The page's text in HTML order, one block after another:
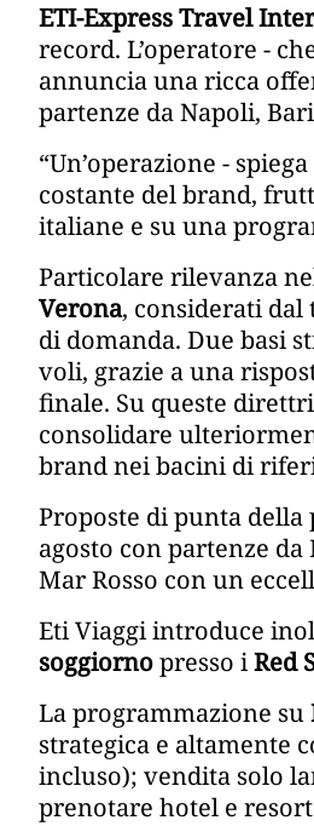
ETI-Express Travel
record. L’operatore -
annuncia una ricca
partenze da Napoli,
“Un’operazione -
costante del brand,
italiane e su una
Particolare rilevanza
Verona, considerati
di domanda. Due basi
voli, grazie a una
finale. Su queste
consolidare
brand nei bacini di
Proposte di punta
agosto con partenze
Mar Rosso con un
Eti Viaggi introduce
soggiornopresso iRed
La programmazione su
strategica e altamente
incluso); vendita solo
prenotare hotel e